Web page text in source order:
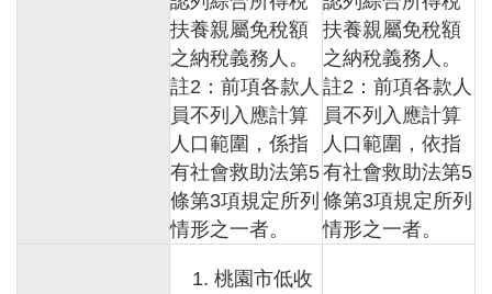
扶養親屬免稅額
之納稅義務人。
註2：前項各款人
員不列入應計算
人口範圍，係指
有社會救助法第5
條第3項規定所列
情形之一者。
扶養親屬免稅額
之納稅義務人。
註2：前項各款人
員不列入應計算
人口範圍，依指
有社會救助法第5
條第3項規定所列
情形之一者。
桃園市低收